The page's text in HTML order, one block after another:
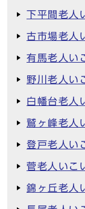
下平間老人
古市場老人
有馬老人い
野川老人い
白幡台老人
鷲ヶ峰老人
登戸老人い
菅老人いこ
錦ヶ丘老人